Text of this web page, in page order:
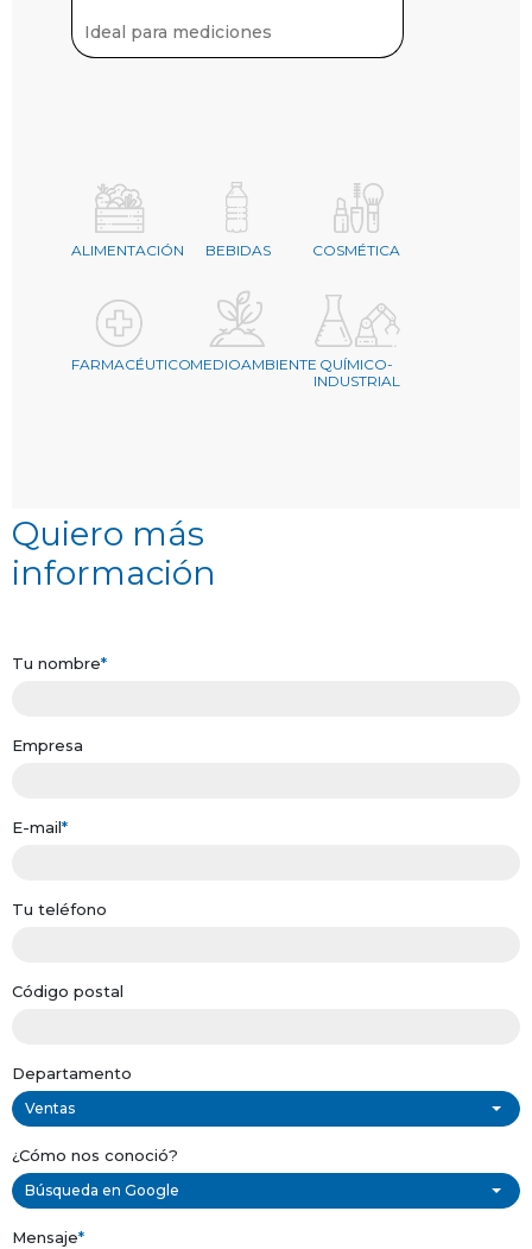
Ideal para mediciones
ALIMENTACIÓN BEBIDAS COSMÉTICA
FARMACÉUTICOMEDIOAMBIENTE QUÍMICO-
INDUSTRIAL
Quiero más
información
Tu nombre*
Empresa
E-mail*
Tu teléfono
Código postal
Departamento
Ventas
¿Cómo nos conoció?
Búsqueda en Google
Mensaje*